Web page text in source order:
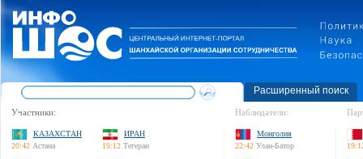
Расширенный поиск
Участники:
КАЗАХСТАН
20:42 Астана
ИРАН
19:12 Тегеран
Наблюдатели:
Монголия
22:42 Улан-Батор